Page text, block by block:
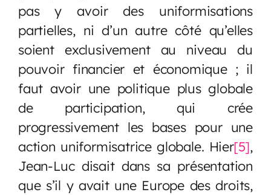
pas y avoir des uniformisations
partielles, ni d’un autre côté qu’elles
soient exclusivement au niveau du
pouvoir financier et économique ; il
faut avoir une politique plus globale
de participation, qui crée
progressivement les bases pour une
action uniformisatrice globale. Hier[5],
Jean-Luc disait dans sa présentation
que s’il y avait une Europe des droits,